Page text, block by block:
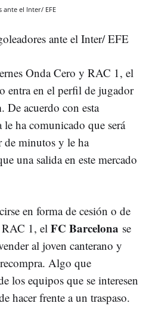
ante el Inter/ EFE
ante el Inter/ EFE
Onda Cero y RAC 1, el
entra en el perfil de jugador
. De acuerdo con esta
ha comunicado que será
minutos y le ha
una salida en este mercado
en forma de cesión o de
RAC 1, el FC Barcelona se
al joven canterano y
Algo que
los equipos que se interesen
hacer frente a un traspaso.